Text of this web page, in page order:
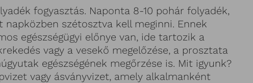
fogyasztás. Naponta 8-10 pohár folyadék,
napközben szétosztva kell meginni. Ennek
egészségügyi előnye van, ide tartozik a
vagy a vesekő megelőzése, a prosztata
egészségének megőrzése is. Mit igyunk?
vagy ásványvizet, amely alkalmanként